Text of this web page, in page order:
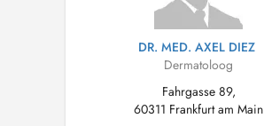
DR. MED. AXEL DIEZ
Dermatoloog
Fahrgasse 89,
60311 Frankfurt am Main